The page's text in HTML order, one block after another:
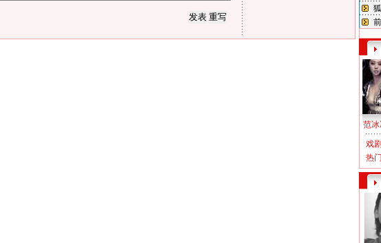
范
戏
热